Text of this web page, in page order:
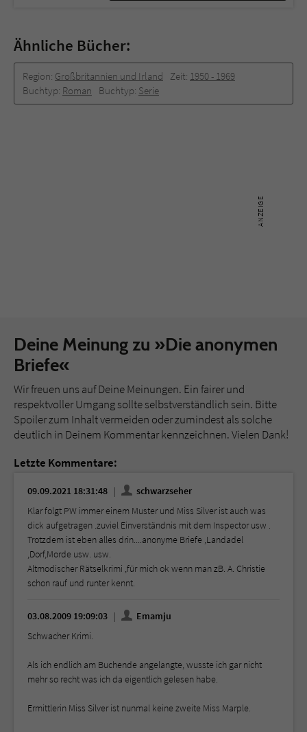
Ähnliche Bücher:
Region: Großbritannien und Irland Zeit: 1950 - 1969
Buchtyp: Roman Buchtyp: Serie
Deine Meinung zu »Die anonymen
Briefe«
Wir freuen uns auf Deine Meinungen. Ein fairer und
respektvoller Umgang sollte selbstverständlich sein. Bitte
Spoiler zum Inhalt vermeiden oder zumindest als solche
deutlich in Deinem Kommentar kennzeichnen. Vielen Dank!
Letzte Kommentare:
09.09.2021 18:31:48
schwarzseher
Klar folgt PW immer einem Muster und Miss Silver ist auch was
dick aufgetragen .zuviel Einverständnis mit dem Inspector usw .
Trotzdem ist eben alles drin....anonyme Briefe ,Landadel
,Dorf,Morde usw. usw.
Altmodischer Rätselkrimi ,für mich ok wenn man zB. A. Christie
schon rauf und runter kennt.
03.08.2009 19:09:03
Emamju
Schwacher Krimi.
Als ich endlich am Buchende angelangte, wusste ich gar nicht
mehr so recht was ich da eigentlich gelesen habe.
Ermittlerin Miss Silver ist nunmal keine zweite Miss Marple.